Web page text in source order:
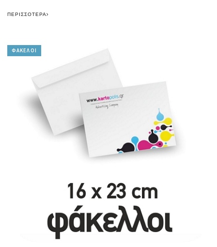
ΠΕΡΙΣΣΌΤΕΡΑ
ΦΑΚΕΛΟΙ